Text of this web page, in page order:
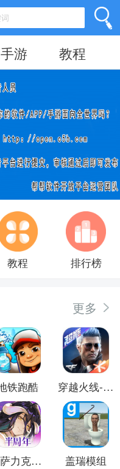
手游 教程
教程 排行榜
更多
铁跑酷 穿越火线-枪战王者
纳萨力克之王 盖瑞模组